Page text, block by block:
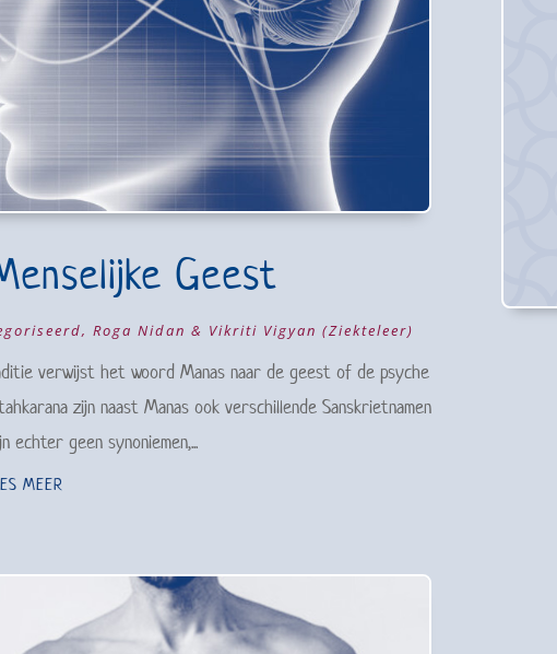
Geest
, Roga Nidan & Vikriti Vigyan (Ziekteleer)
verwijst het woord Manas naar de geest of de psyche
zijn naast Manas ook verschillende Sanskrietnamen
echter geen synoniemen,...
MEER